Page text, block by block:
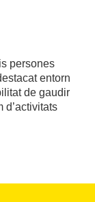
persones
entorn
de gaudir
d’activitats